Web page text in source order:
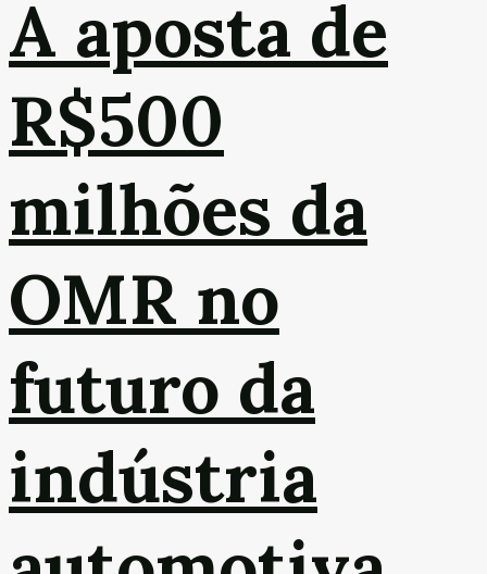
A aposta de
R$500
milhões da
OMR no
futuro da
indústria